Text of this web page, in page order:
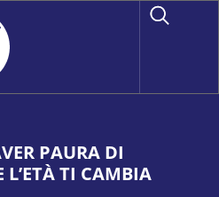
PAURA DI
L’ETÀ TI CAMBIA